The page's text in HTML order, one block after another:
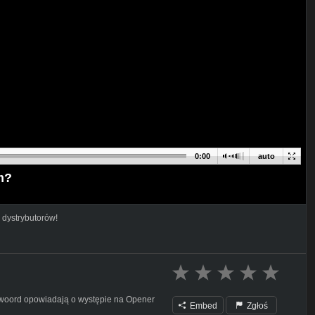
auto
0:00
opowiadają o występie na Opener
Embed Zgłoś